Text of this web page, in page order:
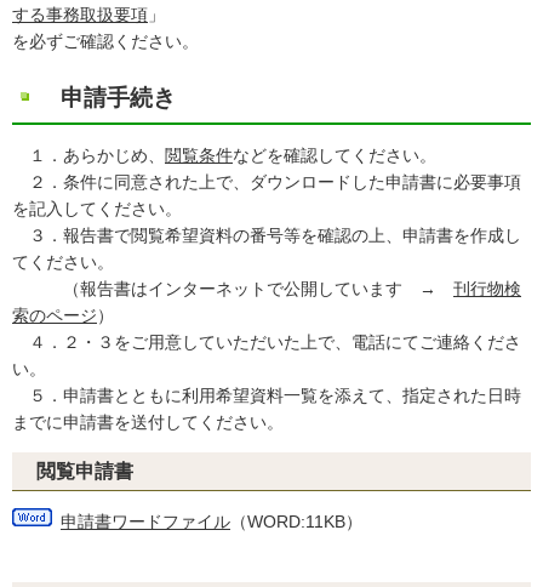
する事務取扱要項 」
を必ずご確認ください。
申請手続き
１．あらかじめ、 閲覧条件などを確認してください。
２．条件に同意された上で、ダウンロードした申請書に必要事項
を記入してください。
３．報告書で閲覧希望資料の番号等を確認の上、申請書を作成し
てください。
（報告書はインターネットで公開しています → 刊行物検
索のページ）
４．２・３をご用意していただいた上で、電話にてご連絡くださ
い。
５．申請書とともに利用希望資料一覧を添えて、指定された日時
までに申請書を送付してください。
閲覧申請書
申請書ワードファイル （WORD:11KB）